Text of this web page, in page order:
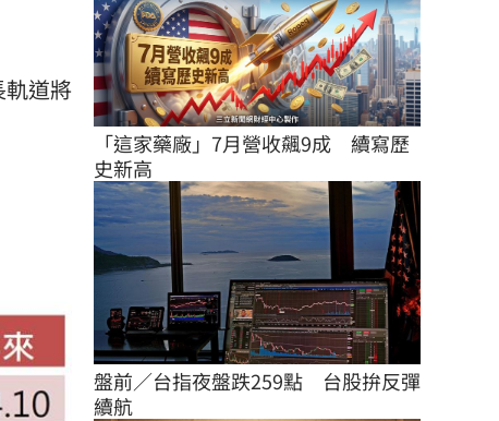
道將
「這家藥廠」7月營收飆9成　續寫歷
史新高
盤前／台指夜盤跌259點　台股拚反彈
續航